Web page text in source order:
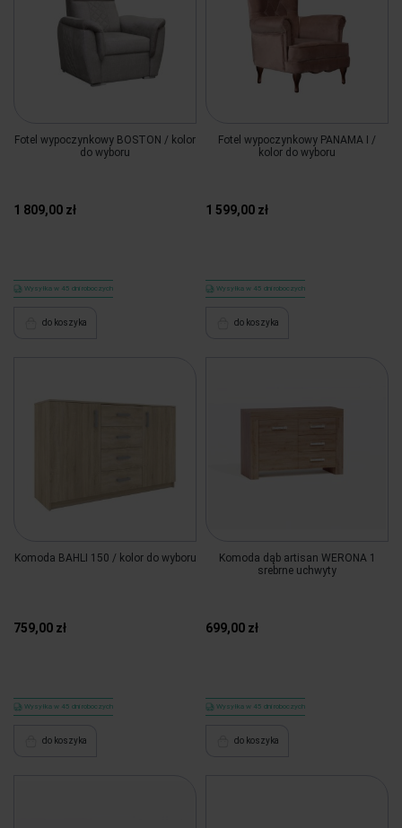
Fotel wypoczynkowy BOSTON / kolor
do wyboru
1 809,00 zł
Wysyłka w 45 dni roboczych
do koszyka
Fotel wypoczynkowy PANAMA I /
kolor do wyboru
1 599,00 zł
Wysyłka w 45 dni roboczych
do koszyka
Komoda BAHLI 150 / kolor do wyboru
759,00 zł
Wysyłka w 45 dni roboczych
do koszyka
Komoda dąb artisan WERONA 1
srebrne uchwyty
699,00 zł
Wysyłka w 45 dni roboczych
do koszyka